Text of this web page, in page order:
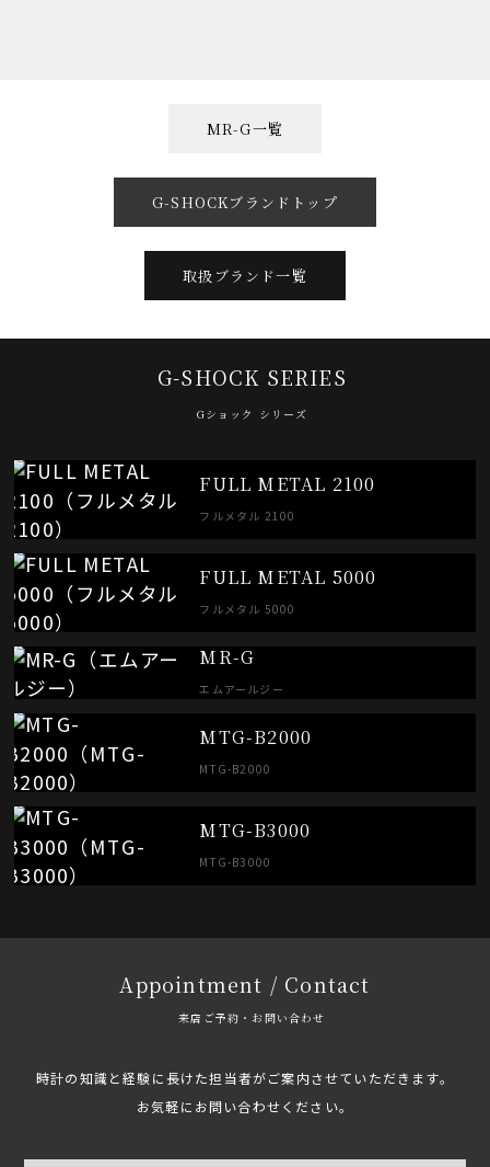
MR-G一覧
G-SHOCKブランドトップ
取扱ブランド一覧
G-SHOCK SERIES
Gショック シリーズ
FULL METAL 2100
フルメタル 2100
FULL METAL 5000
フルメタル 5000
MR-G
エムアールジー
MTG-B2000
MTG-B2000
MTG-B3000
MTG-B3000
Appointment / Contact
来店ご予約・お問い合わせ
時計の知識と経験に長けた担当者がご案内させていただきます。
お気軽にお問い合わせください。